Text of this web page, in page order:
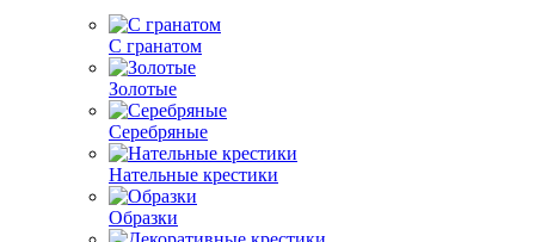
С гранатом
Золотые
Серебряные
Нательные крестики
Образки